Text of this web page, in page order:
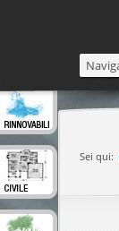
Sei qui: